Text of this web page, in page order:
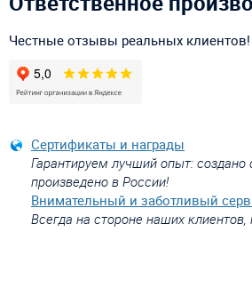
Честные отзывы реальных клиентов!
Сертификаты и награды
Гарантируем лучший опыт:
произведено в России!
Внимательный и заботливый
Всегда на стороне наших